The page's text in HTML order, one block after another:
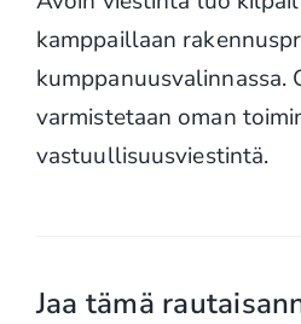
kamppaillaan
kumppanuusvalinnassa.
varmistetaan oman
vastuullisuusviestintä.
Jaa tämä